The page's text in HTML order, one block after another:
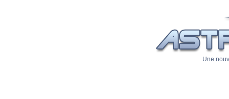
Une